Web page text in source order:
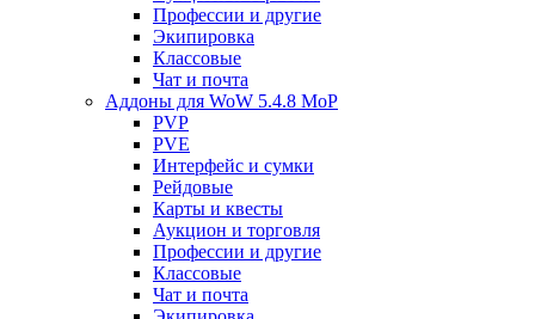
Профессии и другие
Экипировка
Классовые
Чат и почта
Аддоны для WoW 5.4.8 MoP
PVP
PVE
Интерфейс и сумки
Рейдовые
Карты и квесты
Аукцион и торговля
Профессии и другие
Классовые
Чат и почта